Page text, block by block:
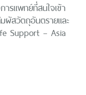
รแพทย์ที่สนใจเข้า
ผัสวัตถุอันตรายและ
Support – Asia